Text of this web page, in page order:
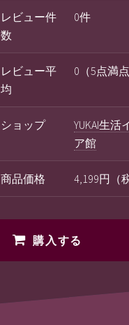
レビュー件
数
0件
レビュー平
均
0（5点満点
ショップ
YUKAI生活
ア館
商品価格 4,199円（
購入する